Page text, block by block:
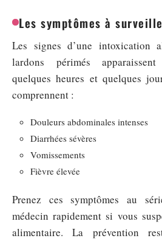
Les symptômes à
Les signes d’une intoxication
lardons périmés
quelques heures et quelques
comprennent :
Douleurs abdominales intenses
Diarrhées sévères
Vomissements
Fièvre élevée
Prenez ces symptômes au
médecin rapidement si vous
alimentaire. La prévention